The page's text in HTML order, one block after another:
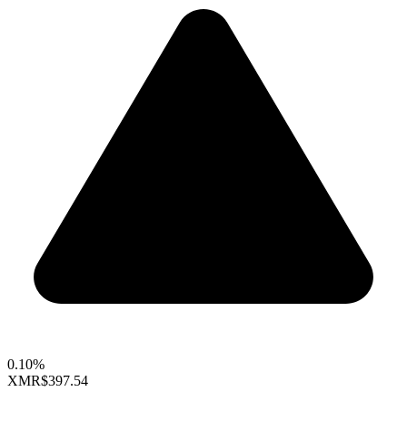
0.10%
XMR$397.54